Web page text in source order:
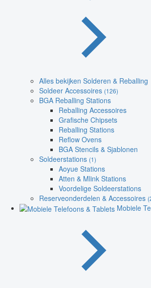
Alles bekijken Solderen & Reballing
Soldeer Accessoires (126)
BGA Reballing Stations
Reballing Accessoires
Grafische Chipsets
Reballing Stations
Reflow Ovens
BGA Stencils & Sjablonen
Soldeerstations (1)
Aoyue Stations
Atten & Mlink Stations
Voordelige Soldeerstations
Reserveonderdelen & Accessoires
Mobiele